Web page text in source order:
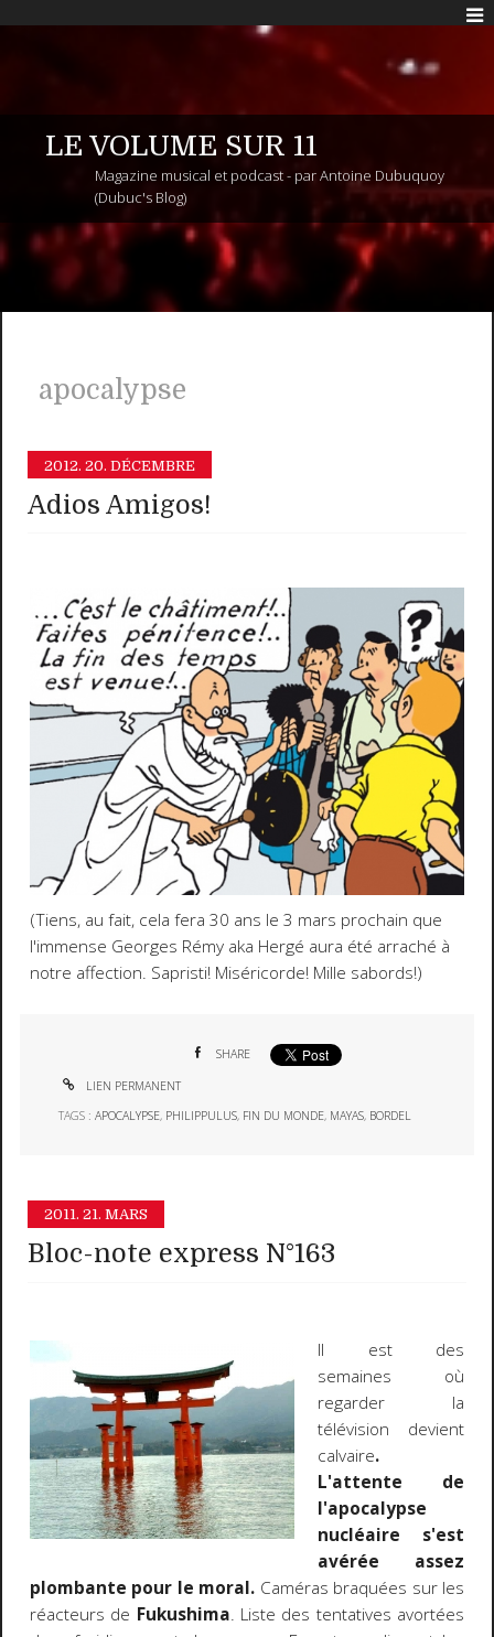
LE VOLUME SUR 11
Magazine musical et podcast - par Antoine Dubuquoy
(Dubuc's Blog)
apocalypse
2012. 20. DÉCEMBRE
Adios Amigos!
(Tiens, au fait, cela fera 30 ans le 3 mars prochain que
l'immense Georges Rémy aka Hergé aura été arraché à
notre affection. Sapristi! Miséricorde! Mille sabords!)
SHARE
LIEN PERMANENT
TAGS :APOCALYPSE, PHILIPPULUS, FIN DU MONDE, MAYAS, BORDEL
2011. 21. MARS
Bloc-note express N°163
Il est des
semaines où
regarder la
télévision devient
calvaire.
L'attente de
l'apocalypse
nucléaire s'est
avérée assez
plombante pour le moral. Caméras braquées sur les
réacteurs de Fukushima. Liste des tentatives avortées